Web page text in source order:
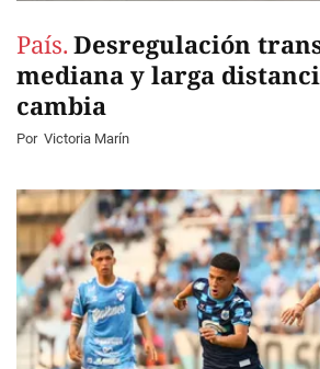
País. Desregulación
mediana y larga
cambia
Por Victoria Marín